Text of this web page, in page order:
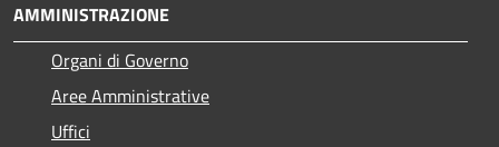
AMMINISTRAZIONE
Organi di Governo
Aree Amministrative
Uffici